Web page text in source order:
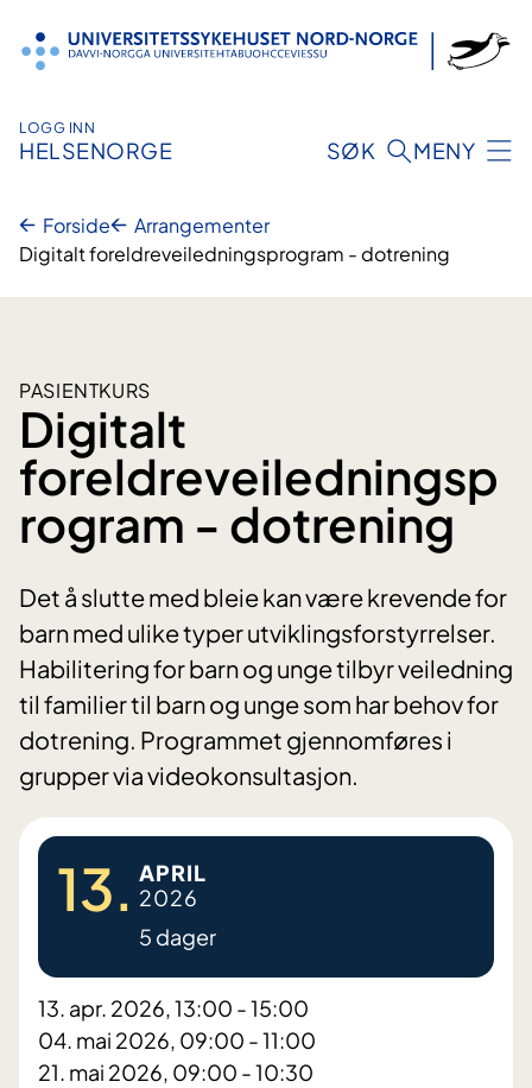
innhold
LOGG INN
HELSENORGE SØK MENY
Forside
Arrangementer
Digitalt foreldreveiledningsprogram - dotrening
PASIENTKURS
Digitalt
foreldreveiledningsp
rogram - dotrening
Det å slutte med bleie kan være krevende for
barn med ulike typer utviklingsforstyrrelser.
Habilitering for barn og unge tilbyr veiledning
til familier til barn og unge som har behov for
dotrening. Programmet gjennomføres i
grupper via videokonsultasjon.
13. APRIL
2026
5 dager
13. apr. 2026, 13:00 - 15:00
04. mai 2026, 09:00 - 11:00
21. mai 2026, 09:00 - 10:30